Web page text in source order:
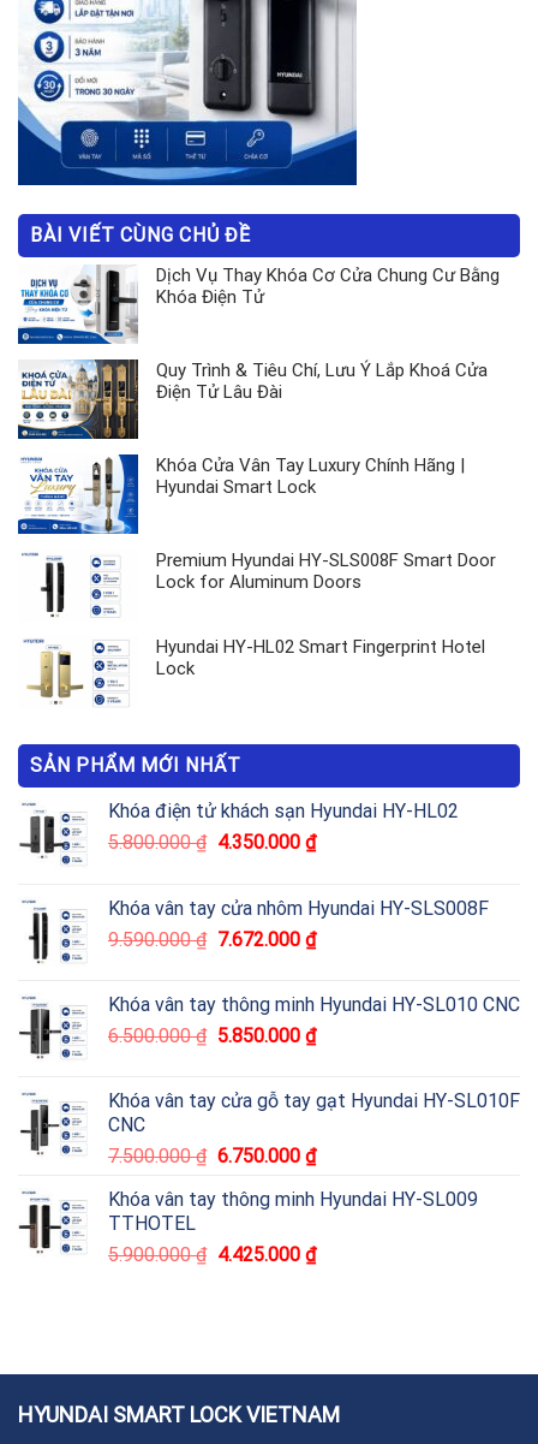
BÀI VIẾT CÙNG CHỦ ĐỀ
Dịch Vụ Thay Khóa Cơ Cửa Chung Cư Bằng
Khóa Điện Tử
Quy Trình & Tiêu Chí, Lưu Ý Lắp Khoá Cửa
Điện Tử Lâu Đài
Khóa Cửa Vân Tay Luxury Chính Hãng |
Hyundai Smart Lock
Premium Hyundai HY-SLS008F Smart Door
Lock for Aluminum Doors
Hyundai HY-HL02 Smart Fingerprint Hotel
Lock
SẢN PHẨM MỚI NHẤT
Khóa điện tử khách sạn Hyundai HY-HL02
5.800.000₫ 4.350.000 ₫
Khóa vân tay cửa nhôm Hyundai HY-SLS008F
9.590.000₫ 7.672.000 ₫
Khóa vân tay thông minh Hyundai HY-SL010 CNC
6.500.000₫ 5.850.000 ₫
Khóa vân tay cửa gỗ tay gạt Hyundai HY-SL010F
CNC
7.500.000₫ 6.750.000 ₫
Khóa vân tay thông minh Hyundai HY-SL009
TTHOTEL
5.900.000₫ 4.425.000 ₫
HYUNDAI SMART LOCK VIETNAM